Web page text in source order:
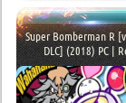
Super Bomberman R
DLC] (2018) PC |